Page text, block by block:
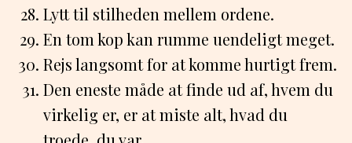
Lytt til stilheden mellem ordene.
En tom kop kan rumme uendeligt meget.
Rejs langsomt for at komme hurtigt frem.
Den eneste måde at finde ud af, hvem du
virkelig er, er at miste alt, hvad du